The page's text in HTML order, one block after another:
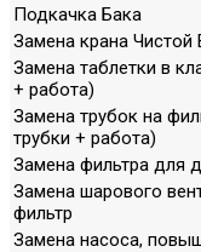
Подкачка Бака
Замена крана Чистой
Замена таблетки в
+ работа)
Замена трубок на
трубки + работа)
Замена фильтра для
Замена шарового
фильтр
Замена насоса,